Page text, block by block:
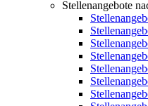
Stellenangebote